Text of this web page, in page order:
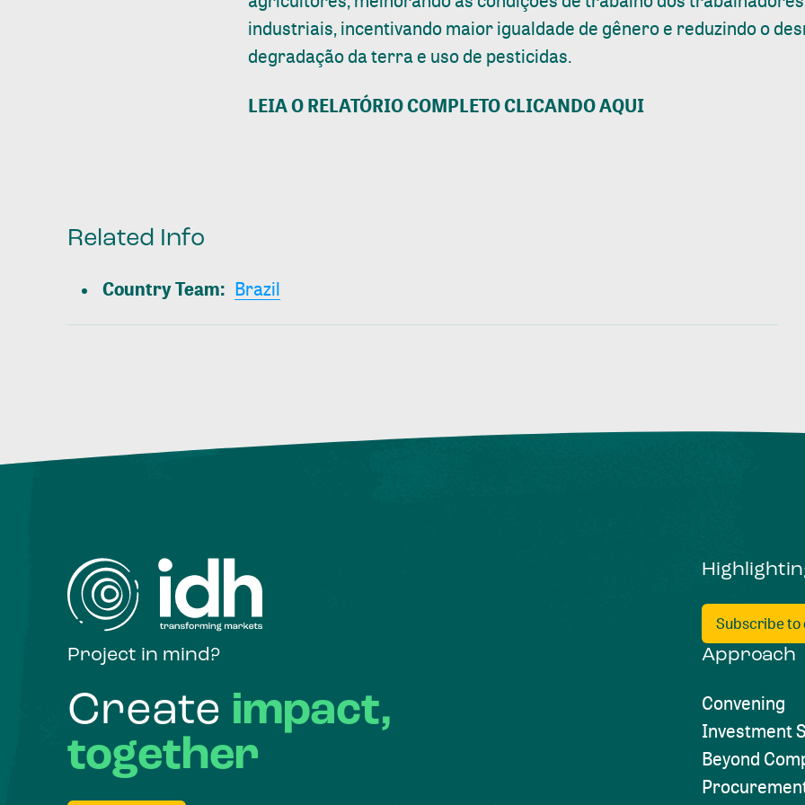
industriais, incentivando maior igualdade de gênero e reduzindo o
degradação da terra e uso de pesticidas.
LEIA O RELATÓRIO COMPLETO CLICANDO AQUI
Related Info
Country Team: Brazil
Subscribe
Project in mind?
Create impact,
together
Approach
Convening
Investment
Beyond